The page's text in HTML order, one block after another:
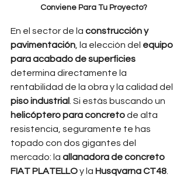
Conviene Para Tu Proyecto?
En el sector de la construcción y
pavimentación , la elección del equipo
para acabado de superficies
determina directamente la
rentabilidad de la obra y la calidad del
piso industrial . Si estás buscando un
helicóptero para concreto de alta
resistencia, seguramente te has
topado con dos gigantes del
mercado: la allanadora de concreto
FIAT PLATELLO y la Husqvarna CT48